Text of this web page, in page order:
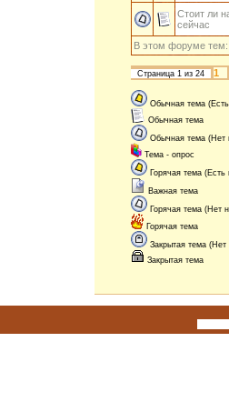
Стоит ли
сейчас
В этом форуме
Страница 1 из 24 1
Обычная тема
Обычная тема
Обычная тема (Нет
Тема - опрос
Горячая тема
Важная тема
Горячая тема (Нет
Горячая тема
Закрытая тема
Закрытая тема